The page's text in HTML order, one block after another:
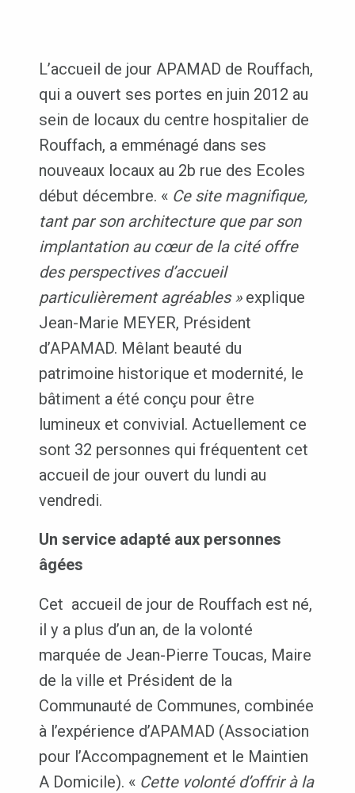
L’accueil de jour APAMAD de Rouffach,
qui a ouvert ses portes en juin 2012 au
sein de locaux du centre hospitalier de
Rouffach, a emménagé dans ses
nouveaux locaux au 2b rue des Ecoles
début décembre. « Ce site magnifique,
tant par son architecture que par son
implantation au cœur de la cité offre
des perspectives d’accueil
particulièrement agréables »explique
Jean-Marie MEYER, Président
d’APAMAD. Mêlant beauté du
patrimoine historique et modernité, le
bâtiment a été conçu pour être
lumineux et convivial. Actuellement ce
sont 32 personnes qui fréquentent cet
accueil de jour ouvert du lundi au
vendredi.
Un service adapté aux personnes
âgées
Cet accueil de jour de Rouffach est né,
il y a plus d’un an, de la volonté
marquée de Jean-Pierre Toucas, Maire
de la ville et Président de la
Communauté de Communes, combinée
à l’expérience d’APAMAD (Association
pour l’Accompagnement et le Maintien
A Domicile). « Cette volonté d’offrir à la